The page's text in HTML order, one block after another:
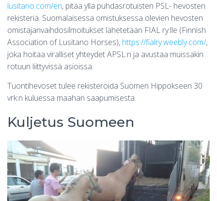
lusitano.com/en, pitää yllä puhdasrotuisten PSL- hevosten
rekisteriä. Suomalaisessa omistuksessa olevien hevosten
omistajanvaihdosilmoitukset lähetetään FIAL ry:lle (Finnish
Association of Lusitano Horses), https://fialry.weebly.com/,
joka hoitaa viralliset yhteydet APSL:n ja avustaa muissakin
rotuun liittyvissä asioissa.
Tuontihevoset tulee rekisteröidä Suomen Hippokseen 30
vrk:n kuluessa maahan saapumisesta.
Kuljetus Suomeen